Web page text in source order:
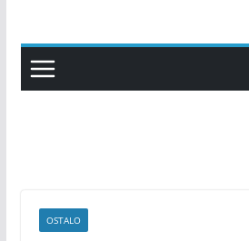
content
OSTALO